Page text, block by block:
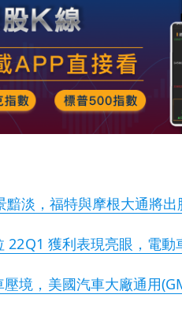
黯淡，福特與摩根大通將
22Q1 獲利表現亮眼，電
壓境，美國汽車大廠通用